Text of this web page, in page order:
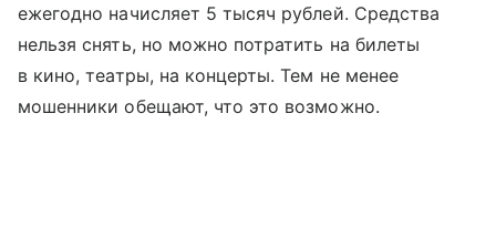
ежегодно начисляет 5 тысяч рублей. Средства
нельзя снять, но можно потратить на билеты
в кино, театры, на концерты. Тем не менее
мошенники обещают, что это возможно.